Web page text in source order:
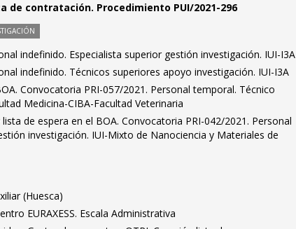
de contratación. Procedimiento PUI/2021-296
indefinido. Especialista superior gestión investigación. IUI-I3A
indefinido. Técnicos superiores apoyo investigación. IUI-I3A
Convocatoria PRI-057/2021. Personal temporal. Técnico
Medicina-CIBA-Facultad Veterinaria
de espera en el BOA. Convocatoria PRI-042/2021. Personal
investigación. IUI-Mixto de Nanociencia y Materiales de
(Huesca)
EURAXESS. Escala Administrativa